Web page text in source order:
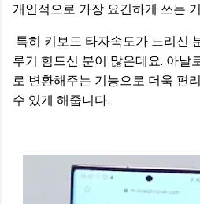
개인적으로 가장 요긴하게 쓰는
특히 키보드 타자속도가 느리신
루기 힘드신 분이 많은데요. 아날
로 변환해주는 기능으로 더욱 편
수 있게 해줍니다.